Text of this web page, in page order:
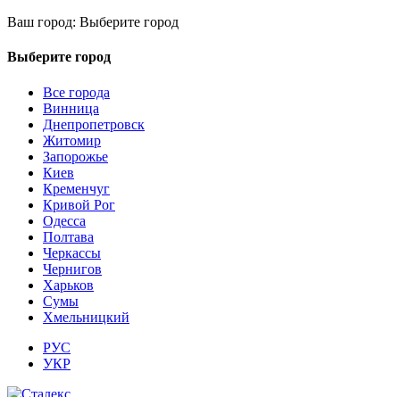
Ваш город: Выберите город
Выберите город
Все города
Винница
Днепропетровск
Житомир
Запорожье
Киев
Кременчуг
Кривой Рог
Одесса
Полтава
Черкассы
Чернигов
Харьков
Сумы
Хмельницкий
РУС
УКР